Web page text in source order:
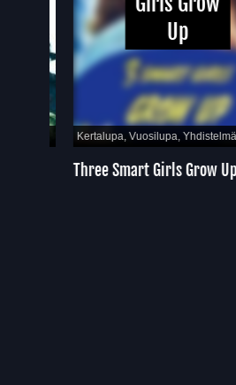
Kertalupa, Vuosilupa, Yhdistelmälupa
Three Smart Girls Grow Up